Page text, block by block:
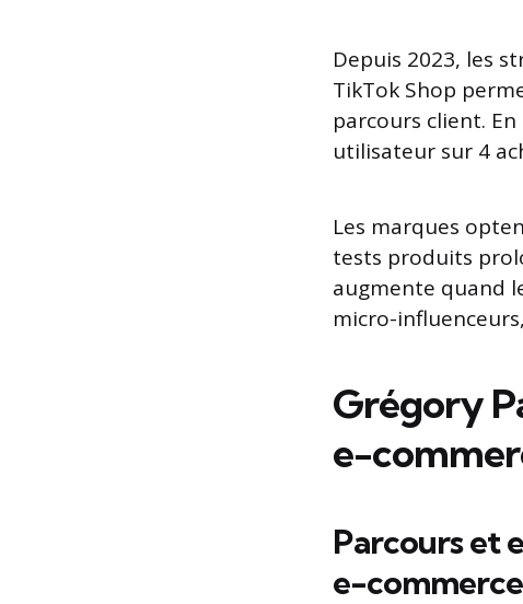
Depuis 2023, les
TikTok Shop
parcours client.
utilisateur sur 4
Les marques
tests produits
augmente quand
micro-
Grégory
e-
Parcours et
e-commerce